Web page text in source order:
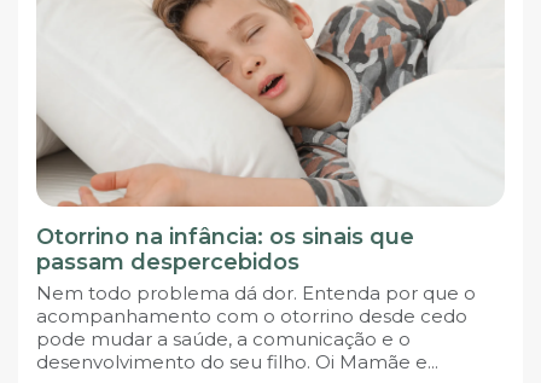
Otorrino na infância: os sinais que
passam despercebidos
Nem todo problema dá dor. Entenda por que o
acompanhamento com o otorrino desde cedo
pode mudar a saúde, a comunicação e o
desenvolvimento do seu filho. Oi Mamãe e...